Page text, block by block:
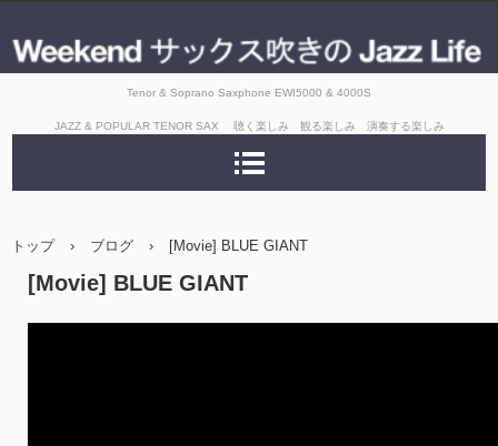
Tenor & Soprano Saxphone EWI5000 & 4000S
JAZZ & POPULAR TENOR SAX 聴く楽しみ 観る楽しみ 演奏する楽しみ
トップ › ブログ › [Movie] BLUE GIANT
[Movie] BLUE GIANT